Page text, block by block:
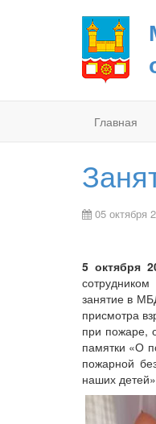
Главная
05 октября
5 октября
занятие в
присмотра
при пожаре,
памятки «О
пожарной
наших